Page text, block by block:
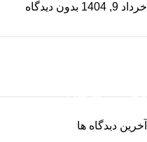
خرداد 9, 1404 بدون دیدگاه
HP Envy 34
To Shop
آخرین دیدگاه ها